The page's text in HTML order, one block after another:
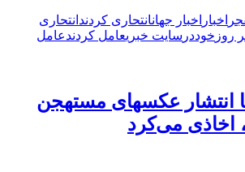
اخبار اخبار جهانانتحاری کردند انتحاری
روز خوددر سایت خبریعامل کردندعامل
با انتشار عکسهای مستهجن
اخاذی می‌کرد